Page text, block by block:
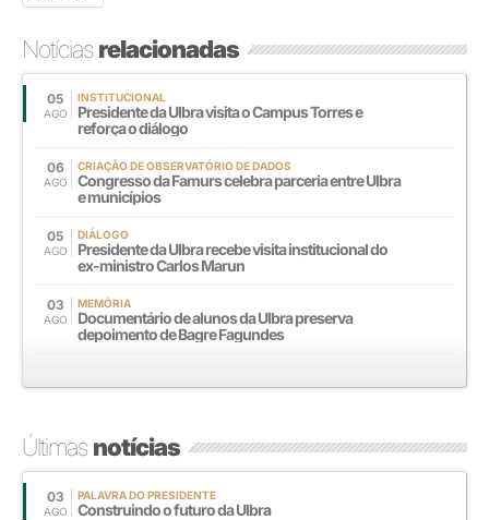
Notíciasrelacionadas
05
AGO
INSTITUCIONAL
Presidente da Ulbra visita o Campus Torres e
reforça o diálogo
06
AGO
CRIAÇÃO DE OBSERVATÓRIO DE DADOS
Congresso da Famurs celebra parceria entre Ulbra
e municípios
05
AGO
DIÁLOGO
Presidente da Ulbra recebe visita institucional do
ex-ministro Carlos Marun
03
AGO
MEMÓRIA
Documentário de alunos da Ulbra preserva
depoimento de Bagre Fagundes
Últimasnotícias
03
AGO
PALAVRA DO PRESIDENTE
Construindo o futuro da Ulbra